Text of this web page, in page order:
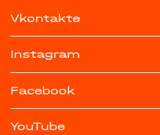
Vkontakte
Instagram
Facebook
YouTube